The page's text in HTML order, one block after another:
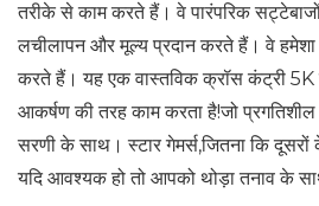
तरीके से काम करते हैं। वे पारंपरिक
लचीलापन और मूल्य प्रदान करते हैं। वे
करते हैं। यह एक वास्तविक क्रॉस कंट्री
आकर्षण की तरह काम करता है!जो
सरणी के साथ। स्टार गेमर्स,जितना कि दूसरों
यदि आवश्यक हो तो आपको थोड़ा तनाव के